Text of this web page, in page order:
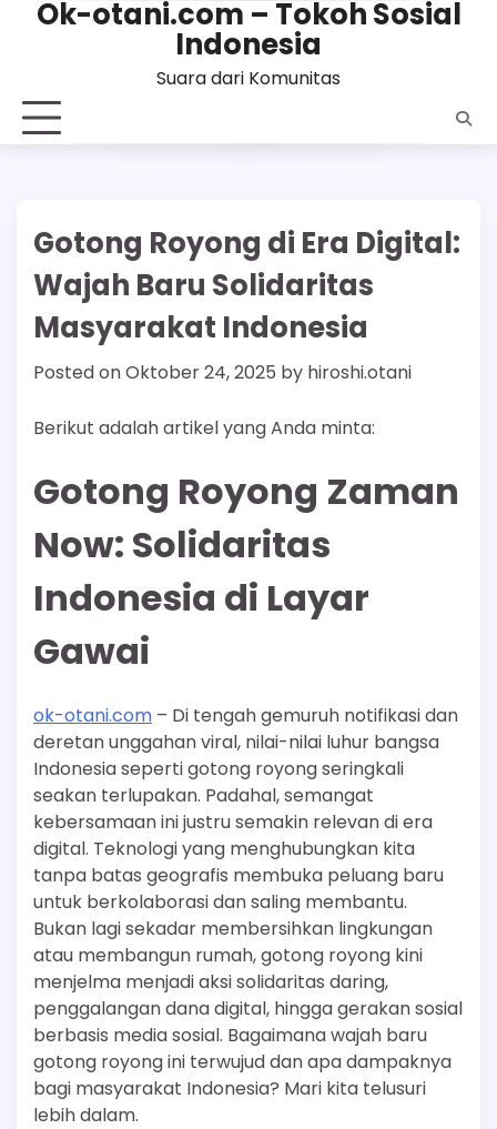
Ok-otani.com – Tokoh Sosial
Indonesia
Suara dari Komunitas
Gotong Royong di Era Digital:
Wajah Baru Solidaritas
Masyarakat Indonesia
Posted onOktober 24, 2025 by hiroshi.otani
Berikut adalah artikel yang Anda minta:
Gotong Royong Zaman
Now: Solidaritas
Indonesia di Layar
Gawai
ok-otani.com – Di tengah gemuruh notifikasi dan
deretan unggahan viral, nilai-nilai luhur bangsa
Indonesia seperti gotong royong seringkali
seakan terlupakan. Padahal, semangat
kebersamaan ini justru semakin relevan di era
digital. Teknologi yang menghubungkan kita
tanpa batas geografis membuka peluang baru
untuk berkolaborasi dan saling membantu.
Bukan lagi sekadar membersihkan lingkungan
atau membangun rumah, gotong royong kini
menjelma menjadi aksi solidaritas daring,
penggalangan dana digital, hingga gerakan sosial
berbasis media sosial. Bagaimana wajah baru
gotong royong ini terwujud dan apa dampaknya
bagi masyarakat Indonesia? Mari kita telusuri
lebih dalam.